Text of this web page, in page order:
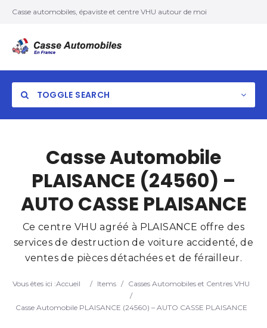
Casse automobiles, épaviste et centre VHU autour de moi
TOGGLE SEARCH
Search
Casse Automobile
PLAISANCE (24560) –
AUTO CASSE PLAISANCE
Ce centre VHU agréé à PLAISANCE offre des
services de destruction de voiture accidenté, de
ventes de pièces détachées et de férailleur.
Vous êtes ici :Accueil / Items / Casses Automobiles et Centres VHU
/
Casse Automobile PLAISANCE (24560) – AUTO CASSE PLAISANCE